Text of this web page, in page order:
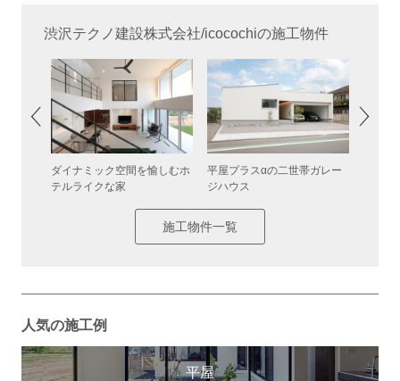
渋沢テクノ建設株式会社/icocochiの施工物件
ダイナミック空間を愉しむホ
テルライクな家
平屋プラスαの二世帯ガレー
ジハウス
施工物件一覧
人気の施工例
平屋